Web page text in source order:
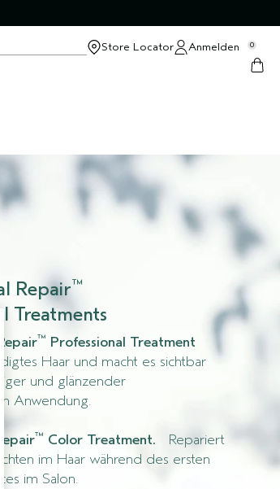
Store Locator Anmelden 0
Repair™
Treatments
™ Professional Treatment
Haar und macht es sichtbar
und glänzender
Anwendung.
™ Color Treatment.
Repariert
im Haar während des ersten
im Salon.